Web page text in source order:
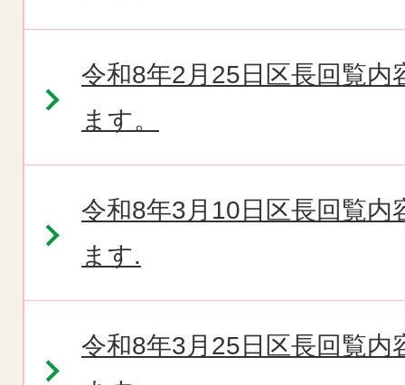
令和8年2月25日区長回覧
ます。
令和8年3月10日区長回覧
ます.
令和8年3月25日区長回覧